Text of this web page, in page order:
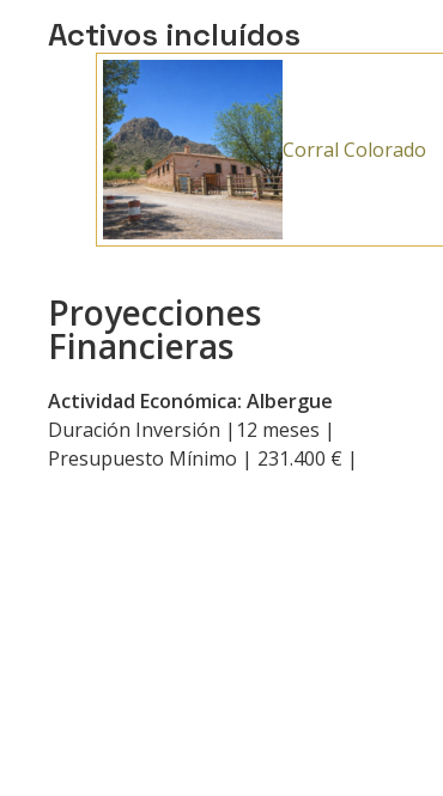
Activos incluídos
Corral Colorado
Proyecciones
Financieras
Actividad Económica: Albergue
Duración Inversión |12 meses |
Presupuesto Mínimo | 231.400 € |